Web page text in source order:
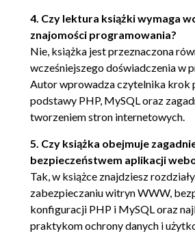
Generowanie danych
Instrukcja print() (67)
Instrukcja echo() (68)
Instrukcja printf()
Instrukcja sprintf()
Typy danych dostępne w PHP
Skalarne typy danych
Złożone typy
Konwersja typów
rzutowania (73)
Adaptacja typów
zmienianie (74)
4. Czy lektura książki wymaga
znajomości programowania?
Nie, książka jest przeznaczona
wcześniejszego doświadczenia w
Autor wprowadza czytelnika krok
podstawy PHP, MySQL oraz
tworzeniem stron internetowych.
5. Czy książka obejmuje
bezpieczeństwem aplikacji
Tak, w książce znajdziesz
zabezpieczaniu witryn WWW,
konfiguracji PHP i MySQL oraz
praktykom ochrony danych i